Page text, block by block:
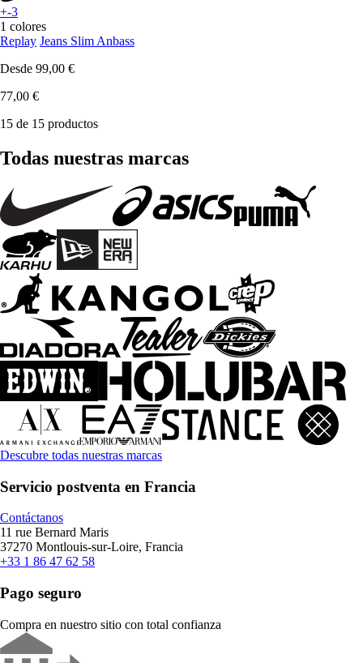
+-3
1 colores
Replay Jeans Slim Anbass
Desde 99,00 €
77,00 €
15 de 15 productos
Todas nuestras marcas
Descubre todas nuestras marcas
Servicio postventa en Francia
Contáctanos
11 rue Bernard Maris
37270 Montlouis-sur-Loire, Francia
+33 1 86 47 62 58
Pago seguro
Compra en nuestro sitio con total confianza